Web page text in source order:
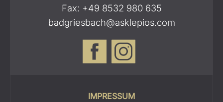
Fax: +49 8532 980 635
badgriesbach@asklepios.com
IMPRESSUM